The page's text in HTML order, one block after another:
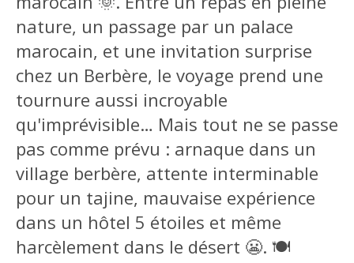
nature, un passage par un palace
marocain, et une invitation surprise
chez un Berbère, le voyage prend une
tournure aussi incroyable
qu'imprévisible… Mais tout ne se passe
pas comme prévu : arnaque dans un
village berbère, attente interminable
pour un tajine, mauvaise expérience
dans un hôtel 5 étoiles et même
harcèlement dans le désert 😬. 🍽️